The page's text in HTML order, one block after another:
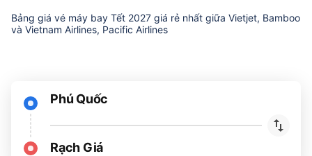
Bảng giá vé máy bay Tết 2027 giá rẻ nhất giữa Vietjet, Bamboo
và Vietnam Airlines, Pacific Airlines
Phú Quốc
Rạch Giá